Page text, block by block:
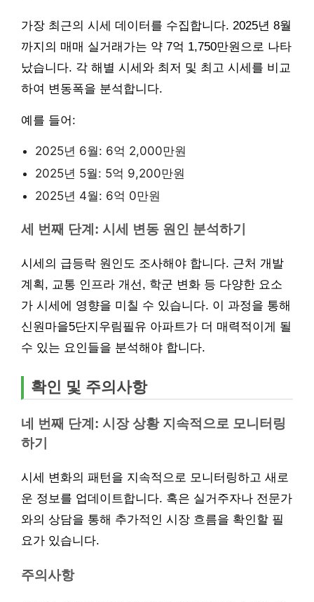
가장 최근의 시세 데이터를 수집합니다. 2025년 8월
까지의 매매 실거래가는 약 7억 1,750만원으로 나타
났습니다. 각 해별 시세와 최저 및 최고 시세를 비교
하여 변동폭을 분석합니다.
예를 들어:
2025년 6월: 6억 2,000만원
2025년 5월: 5억 9,200만원
2025년 4월: 6억 0만원
세 번째 단계: 시세 변동 원인 분석하기
시세의 급등락 원인도 조사해야 합니다. 근처 개발
계획, 교통 인프라 개선, 학군 변화 등 다양한 요소
가 시세에 영향을 미칠 수 있습니다. 이 과정을 통해
신원마을5단지우림필유 아파트가 더 매력적이게 될
수 있는 요인들을 분석해야 합니다.
확인 및 주의사항
네 번째 단계: 시장 상황 지속적으로 모니터링
하기
시세 변화의 패턴을 지속적으로 모니터링하고 새로
운 정보를 업데이트합니다. 혹은 실거주자나 전문가
와의 상담을 통해 추가적인 시장 흐름을 확인할 필
요가 있습니다.
주의사항